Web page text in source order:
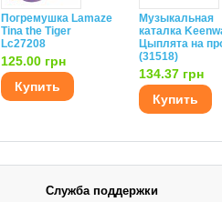
Погремушка Lamaze
Tina the Tiger
Lc27208
125.00 грн
Купить
Музыкальная
каталка
Цыплята на
(31518)
134.37 грн
Купить
Служба поддержки